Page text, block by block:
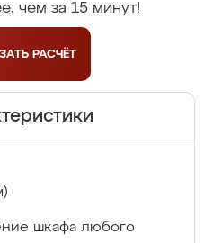
чем за 15 минут!
РАСЧЁТ
шкафа любого